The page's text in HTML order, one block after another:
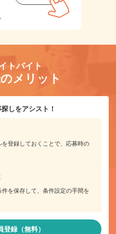
トバイト
メリット
しをアシスト！
登録しておくことで、応募時の
を保存して、条件設定の手間を
登録（無料）